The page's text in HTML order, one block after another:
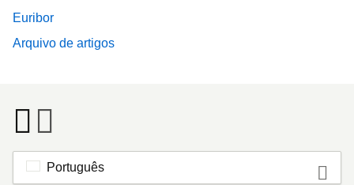
Euribor
Arquivo de artigos
Português